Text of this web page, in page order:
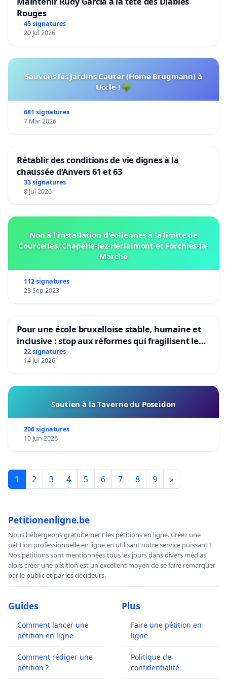
Rouges
45 signatures
20 Jul 2026
Sauvons les Jardins Cauter (Home Brugmann) à
Uccle ! 🌳
681 signatures
7 Mar 2026
Rétablir des conditions de vie dignes à la
chaussée d'Anvers 61 et 63
33 signatures
8 Jul 2026
Non à l'installation d'éoliennes à la limite de
Courcelles, Chapelle-lez-Herlaimont et Forchies-la-
Marche
112 signatures
28 Sep 2023
Pour une école bruxelloise stable, humaine et
inclusive : stop aux réformes qui fragilisent le
primaire
22 signatures
14 Jul 2026
Soutien à la Taverne du Poseidon
206 signatures
10 Jun 2026
1 2 3 4 5 6 7 8 9 »
Petitionenligne.be
Nous hébergeons gratuitement les pétitions en ligne. Créez une
pétition professionnelle en ligne en utilisant notre service puissant !
Nos pétitions sont mentionnées tous les jours dans divers médias,
alors créer une pétition est un excellent moyen de se faire remarquer
par le public et par les décideurs.
Guides
Comment lancer une
pétition en ligne
Comment rédiger une
pétition ?
Plus
Faire une pétition en
ligne
Politique de
confidentialité